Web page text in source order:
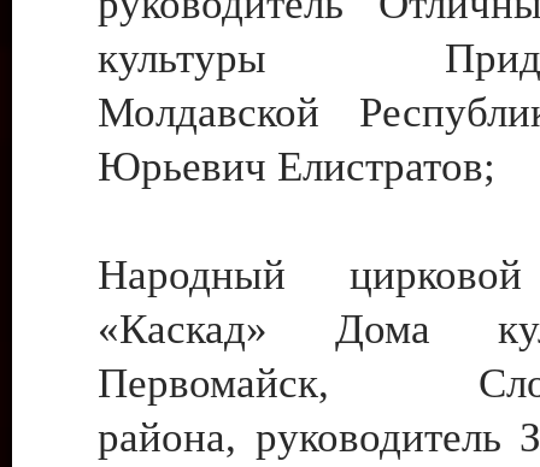
культуры
Молдавской
Юрьевич Елистратов;
Народный цирковой
«Каскад» Дома
Первомайск,
района, руководитель